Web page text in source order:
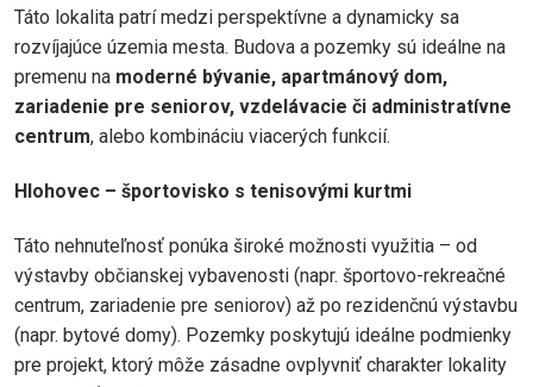
Táto lokalita patrí medzi perspektívne a dynamicky sa
rozvíjajúce územia mesta. Budova a pozemky sú ideálne na
premenu na moderné bývanie, apartmánový dom,
zariadenie pre seniorov, vzdelávacie či administratívne
centrum, alebo kombináciu viacerých funkcií.
Hlohovec – športovisko s tenisovými kurtmi
Táto nehnuteľnosť ponúka široké možnosti využitia – od
výstavby občianskej vybavenosti (napr. športovo-rekreačné
centrum, zariadenie pre seniorov) až po rezidenčnú výstavbu
(napr. bytové domy). Pozemky poskytujú ideálne podmienky
pre projekt, ktorý môže zásadne ovplyvniť charakter lokality